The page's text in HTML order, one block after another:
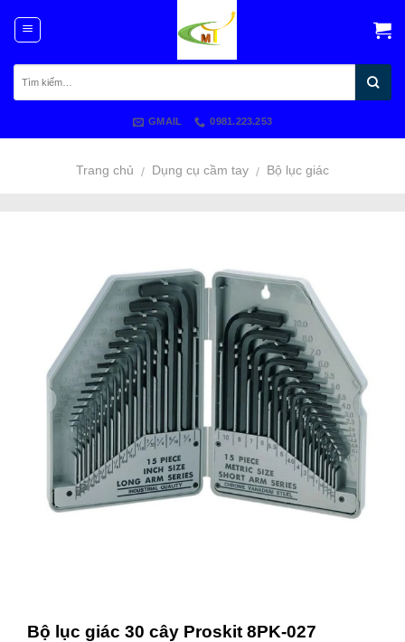
content
GMAIL 0981.223.253
Trang chủ / Dụng cụ cầm tay / Bộ lục giác
Bộ lục giác 30 cây Proskit 8PK-027